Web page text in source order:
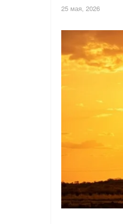
25 мая, 2026